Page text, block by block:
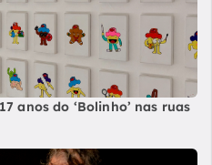
anos do ‘Bolinho’ nas ruas